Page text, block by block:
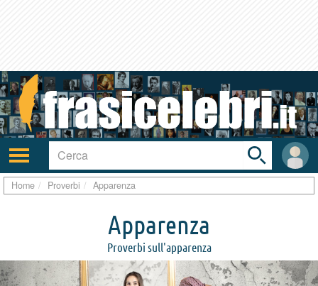
Attiva/disattiva
navigazione
User
area
Toggle
search
bar
Home Proverbi Apparenza
Apparenza
Proverbi sull'apparenza